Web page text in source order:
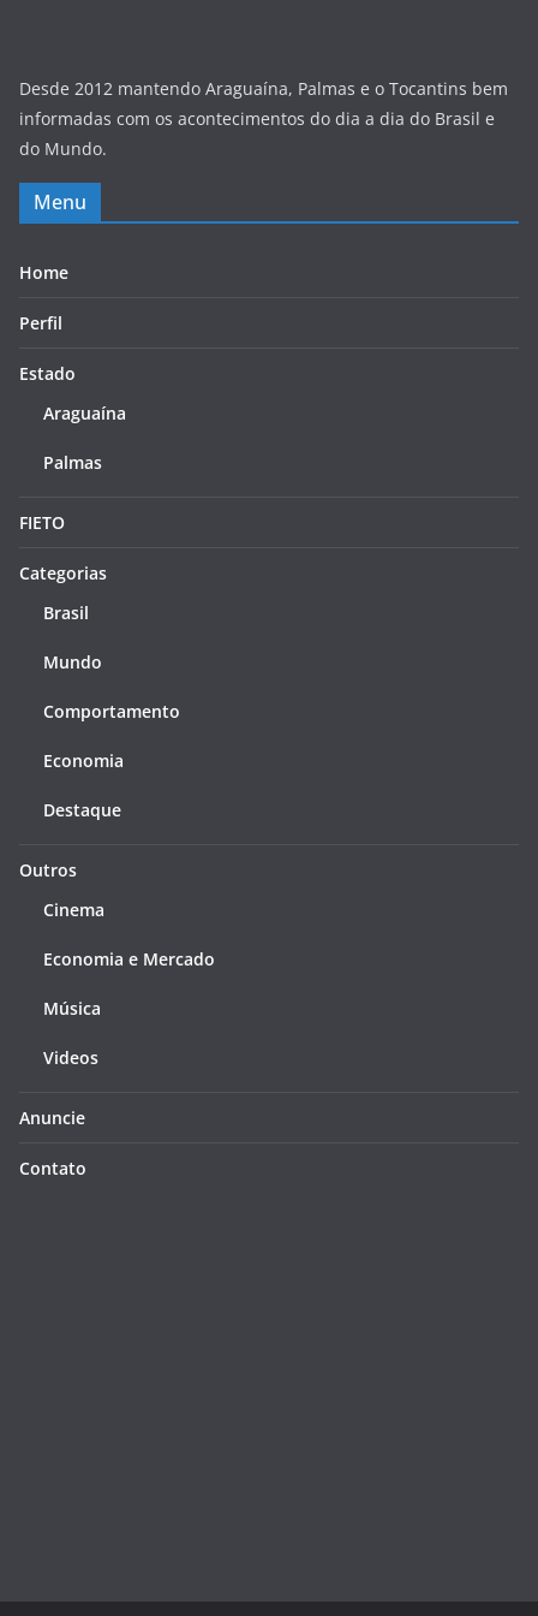
Desde 2012 mantendo Araguaína, Palmas e o Tocantins bem
informadas com os acontecimentos do dia a dia do Brasil e
do Mundo.
Menu
Home
Perfil
Estado
Araguaína
Palmas
FIETO
Categorias
Brasil
Mundo
Comportamento
Economia
Destaque
Outros
Cinema
Economia e Mercado
Música
Videos
Anuncie
Contato